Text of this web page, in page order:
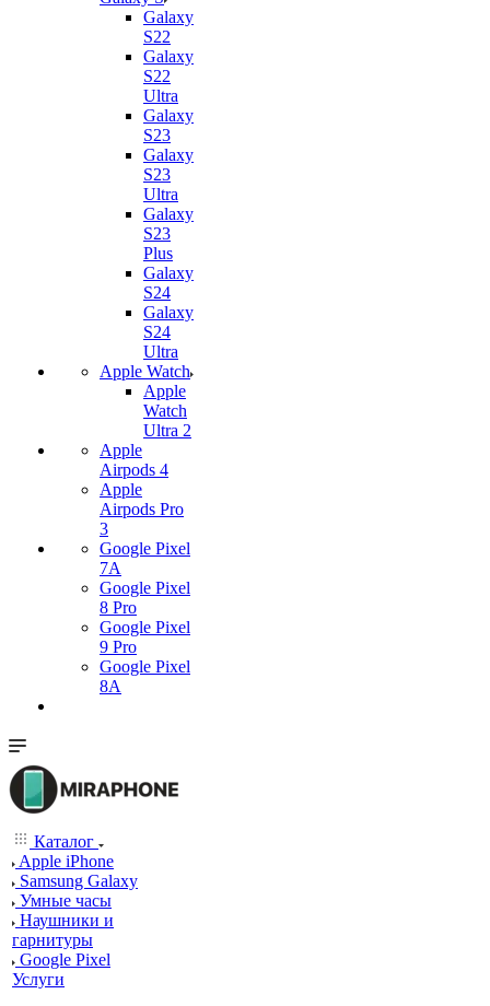
Galaxy
S22
Galaxy
S22
Ultra
Galaxy
S23
Galaxy
S23
Ultra
Galaxy
S23
Plus
Galaxy
S24
Galaxy
S24
Ultra
Apple Watch
Apple
Watch
Ultra 2
Apple
Airpods 4
Apple
Airpods Pro
3
Google Pixel
7А
Google Pixel
8 Pro
Google Pixel
9 Pro
Google Pixel
8A
Каталог
Apple iPhone
Samsung Galaxy
Умные часы
Наушники и
гарнитуры
Google Pixel
Услуги